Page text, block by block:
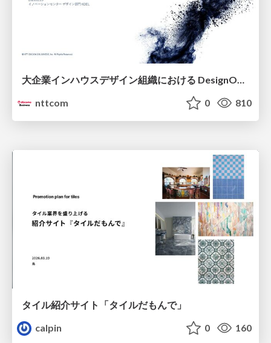
大企業インハウスデザイン組織における DesignOps改革の現在地 / DesignOps at Scale: Navigating Transformation in Large Enterprises
nttcom
0 810
タイル紹介サイト「タイルだもんで」
calpin
0 160